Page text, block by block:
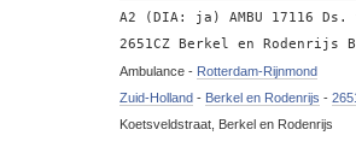
A2 (DIA: ja) AMBU 17116
2651CZ Berkel en Rodenrijs
Ambulance - Rotterdam-Rijnmond
Zuid-Holland- Berkel en Rodenrijs -
Koetsveldstraat, Berkel en Rodenrijs